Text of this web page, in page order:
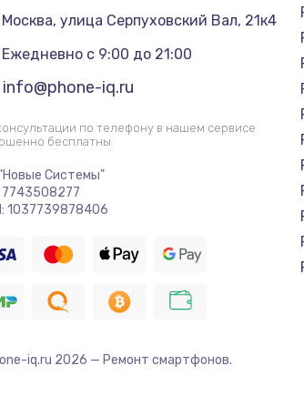
Москва, улица Серпуховский Вал, 21к4
Ежедневно с 9:00 до 21:00
info@phone-iq.ru
по телефону в нашем сервисе
бесплатны
Системы"
7743508277
1037739878406
iq.ru 2026 — Ремонт смартфонов.